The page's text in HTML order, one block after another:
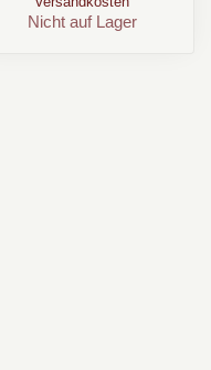
Nicht auf Lager